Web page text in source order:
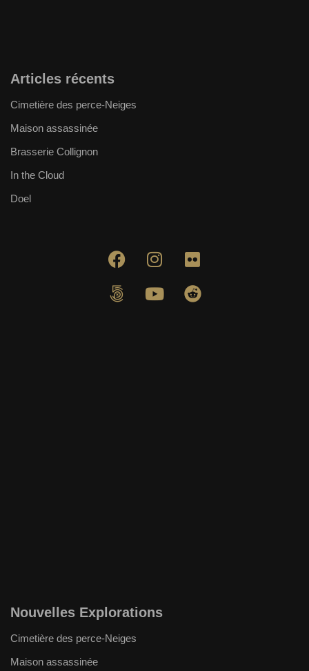
Articles récents
Cimetière des perce-Neiges
Maison assassinée
Brasserie Collignon
In the Cloud
Doel
Nouvelles Explorations
Cimetière des perce-Neiges
Maison assassinée